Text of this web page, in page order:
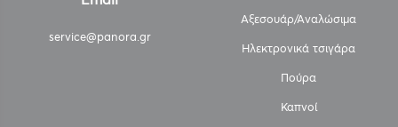
service@panora.gr
Αξεσουάρ/Αναλώσιμα
Ηλεκτρονικά τσιγάρα
Πούρα
Καπνοί